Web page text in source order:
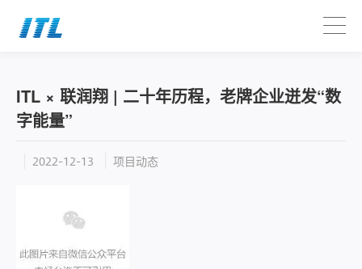
ITL × 联润翔 | 二十年历程，老牌企业迸发“数
字能量”
2022-12-13 项目动态